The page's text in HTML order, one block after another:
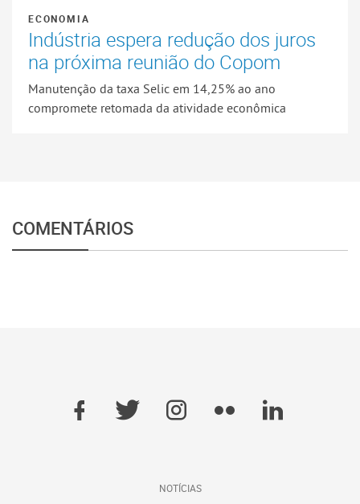
ECONOMIA
Indústria espera redução dos juros
na próxima reunião do Copom
Manutenção da taxa Selic em 14,25% ao ano
compromete retomada da atividade econômica
COMENTÁRIOS
NOTÍCIAS